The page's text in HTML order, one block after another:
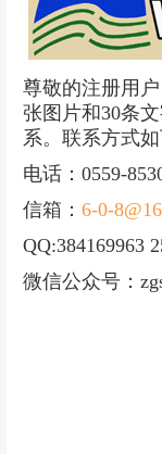
尊敬的注册用
张图片和30条
系。联系方式
电话：0559-
信箱： 6-0-
QQ:384169963
微信公众号：